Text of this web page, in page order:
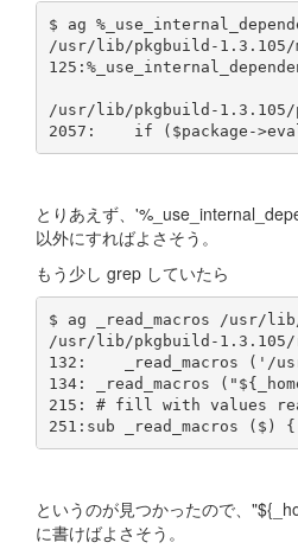
$ ag
/usr/lib/pkgbuild-1.3.105/
/usr/lib/pkgbuild-1.3.105/
とりあえず、
以外にすればよさそう。
もう少し grep していたら
$ ag _read_macros /usr/
/usr/lib/pkgbuild-1.3.105/
132:    _read_macros ('/
134: _read_macros
215: # fill with values
というのが見つかったので、
に書けばよさそう。